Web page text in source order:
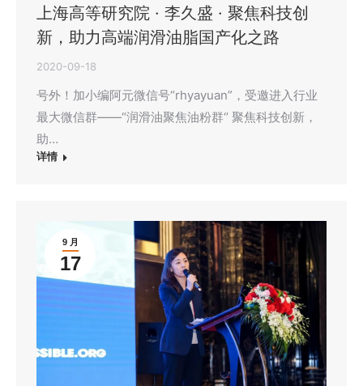
上海高等研究院 · 李久盛 · 聚焦科技创
新，助力高端润滑油脂国产化之路
2020-09-18
号外！加小编阿元微信号“rhyayuan”，受邀进入行业
最大微信群——“润滑油聚焦油粉群‘’ 聚焦科技创新，
助…
详情
9 月
17